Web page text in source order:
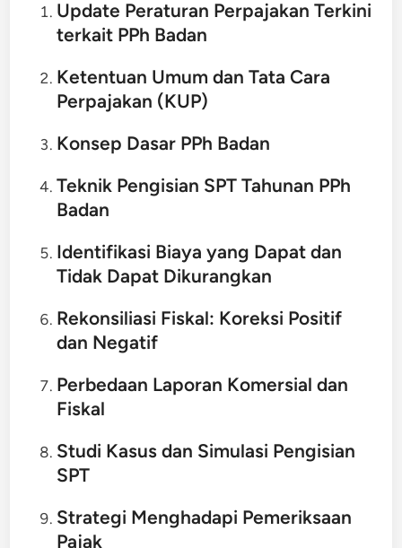
Update Peraturan Perpajakan Terkini
terkait PPh Badan
Ketentuan Umum dan Tata Cara
Perpajakan (KUP)
Konsep Dasar PPh Badan
Teknik Pengisian SPT Tahunan PPh
Badan
Identifikasi Biaya yang Dapat dan
Tidak Dapat Dikurangkan
Rekonsiliasi Fiskal: Koreksi Positif
dan Negatif
Perbedaan Laporan Komersial dan
Fiskal
Studi Kasus dan Simulasi Pengisian
SPT
Strategi Menghadapi Pemeriksaan
Pajak